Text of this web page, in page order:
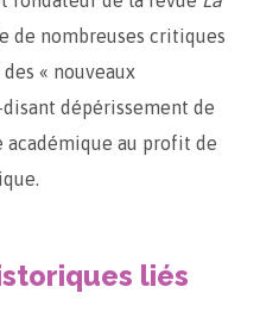
de nombreuses critiques
« nouveaux
dépérissement de
au profit de
liés